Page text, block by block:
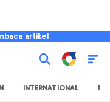
artikel
INTERNATIONAL